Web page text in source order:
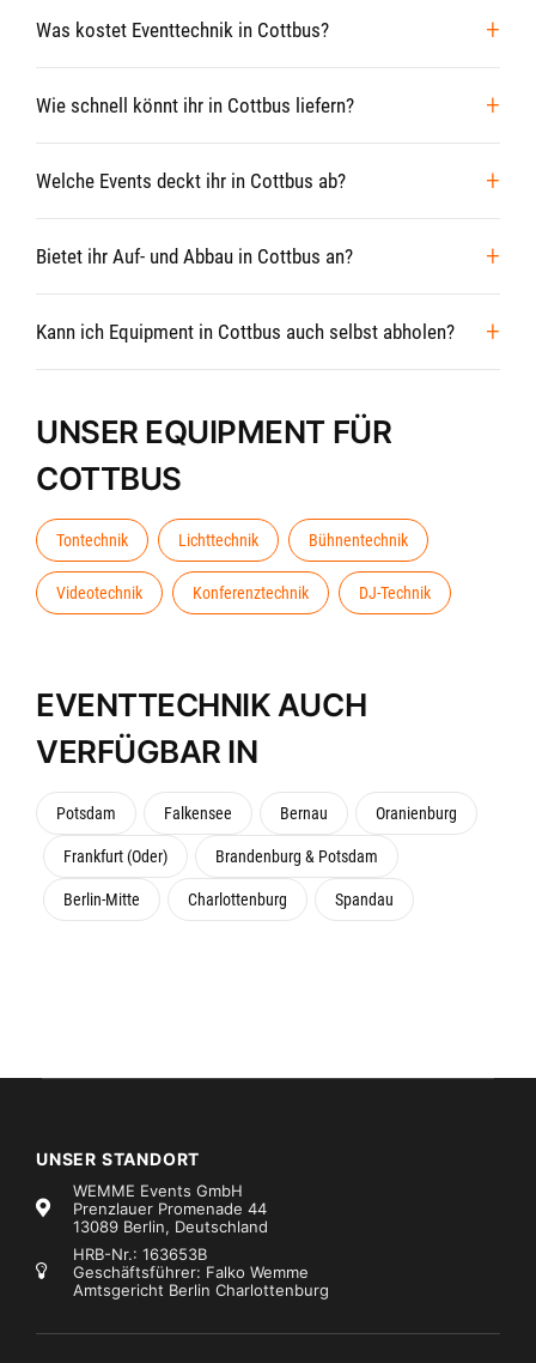
Was kostet Eventtechnik in Cottbus?
Wie schnell könnt ihr in Cottbus liefern?
Welche Events deckt ihr in Cottbus ab?
Bietet ihr Auf- und Abbau in Cottbus an?
Kann ich Equipment in Cottbus auch selbst abholen?
UNSER EQUIPMENT FÜR
COTTBUS
Tontechnik Lichttechnik Bühnentechnik
Videotechnik Konferenztechnik DJ-Technik
EVENTTECHNIK AUCH
VERFÜGBAR IN
Potsdam Falkensee Bernau Oranienburg
Frankfurt (Oder) Brandenburg & Potsdam
Berlin-Mitte Charlottenburg Spandau
UNSER STANDORT
WEMME Events GmbH
Prenzlauer Promenade 44
13089 Berlin, Deutschland
HRB-Nr.: 163653B
Geschäftsführer: Falko Wemme
Amtsgericht Berlin Charlottenburg